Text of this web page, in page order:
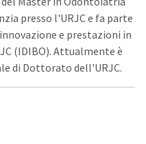
presso l'URJC e fa parte
e prestazioni in
(IDIBO). Attualmente è
di Dottorato dell'URJC.